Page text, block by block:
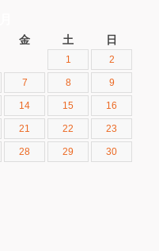
金 土 日
1 2
7 8 9
14 15 16
21 22 23
28 29
30